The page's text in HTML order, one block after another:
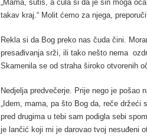
„Mama, šutiš, a čula si da je sin moga
takav kraj.“ Molit ćemo za njega,
Rekla si da Bog preko nas čuda čini.
presađivanja srži, ili tako nešto nema
Skamenila se od straha široko otvorenih
Nedjelja predvečerje. Prije nego je pošao
„Idem, mama, pa što Bog da, reče
pred drugima u tebi sam podigla sebi
je lančić koji mi je darovao tvoj nesuđeni